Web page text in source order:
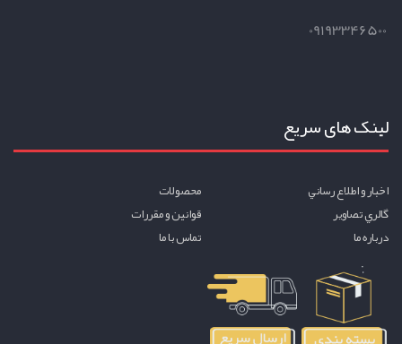
09193346500
لینک های سریع
اخبار و اطلاع رساني
محصولات
گالري تصاوير
قوانين و مقررات
درباره ما
تماس با ما